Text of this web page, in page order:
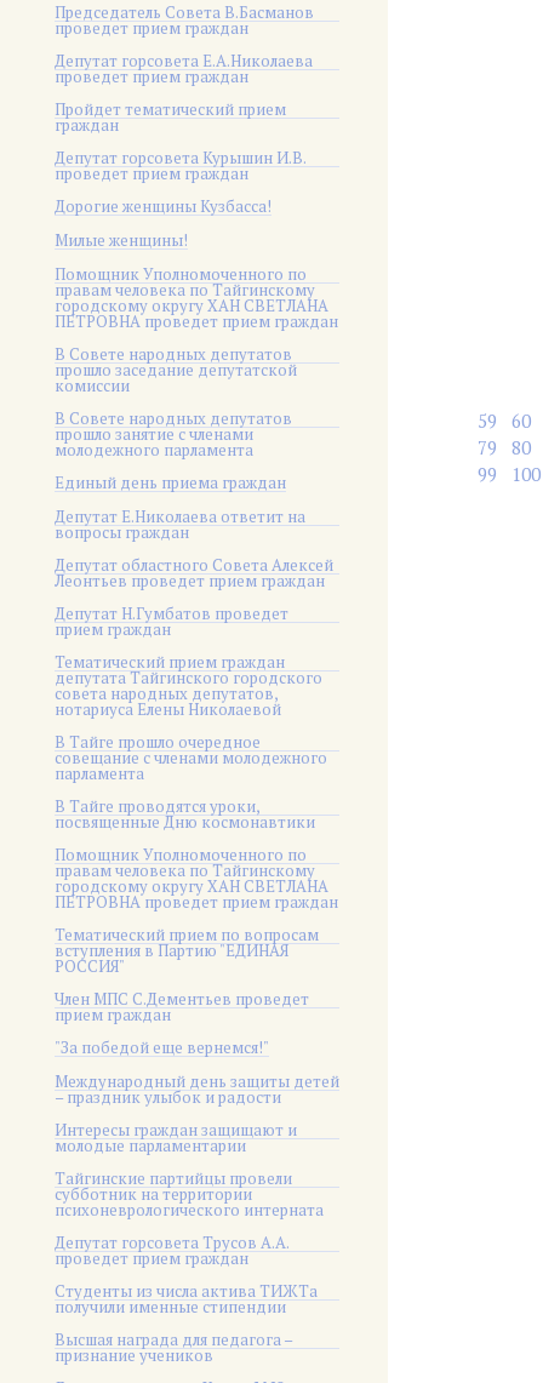
Председатель Совета В.Басманов
проведет прием граждан
Депутат горсовета Е.А.Николаева
проведет прием граждан
Пройдет тематический прием
граждан
Депутат горсовета Курышин И.В.
проведет прием граждан
Дорогие женщины Кузбасса!
Милые женщины!
Помощник Уполномоченного по
правам человека по Тайгинскому
городскому округу ХАН СВЕТЛАНА
ПЕТРОВНА проведет прием граждан
В Совете народных депутатов
прошло заседание депутатской
комиссии
В Совете народных депутатов
прошло занятие с членами
молодежного парламента
Единый день приема граждан
Депутат Е.Николаева ответит на
вопросы граждан
Депутат областного Совета Алексей
Леонтьев проведет прием граждан
Депутат Н.Гумбатов проведет
прием граждан
Тематический прием граждан
депутата Тайгинского городского
совета народных депутатов,
нотариуса Елены Николаевой
В Тайге прошло очередное
совещание с членами молодежного
парламента
В Тайге проводятся уроки,
посвященные Дню космонавтики
Помощник Уполномоченного по
правам человека по Тайгинскому
городскому округу ХАН СВЕТЛАНА
ПЕТРОВНА проведет прием граждан
Тематический прием по вопросам
вступления в Партию "ЕДИНАЯ
РОССИЯ"
Член МПС С.Дементьев проведет
прием граждан
"За победой еще вернемся!"
Международный день защиты детей
– праздник улыбок и радости
Интересы граждан защищают и
молодые парламентарии
Тайгинские партийцы провели
субботник на территории
психоневрологического интерната
Депутат горсовета Трусов А.А.
проведет прием граждан
Студенты из числа актива ТИЖТа
получили именные стипендии
Высшая награда для педагога –
признание учеников
59
60
79
80
99
100